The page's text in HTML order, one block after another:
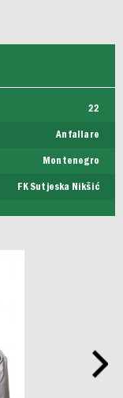
22
Anfallare
Montenegro
FK Sutjeska Nikšić